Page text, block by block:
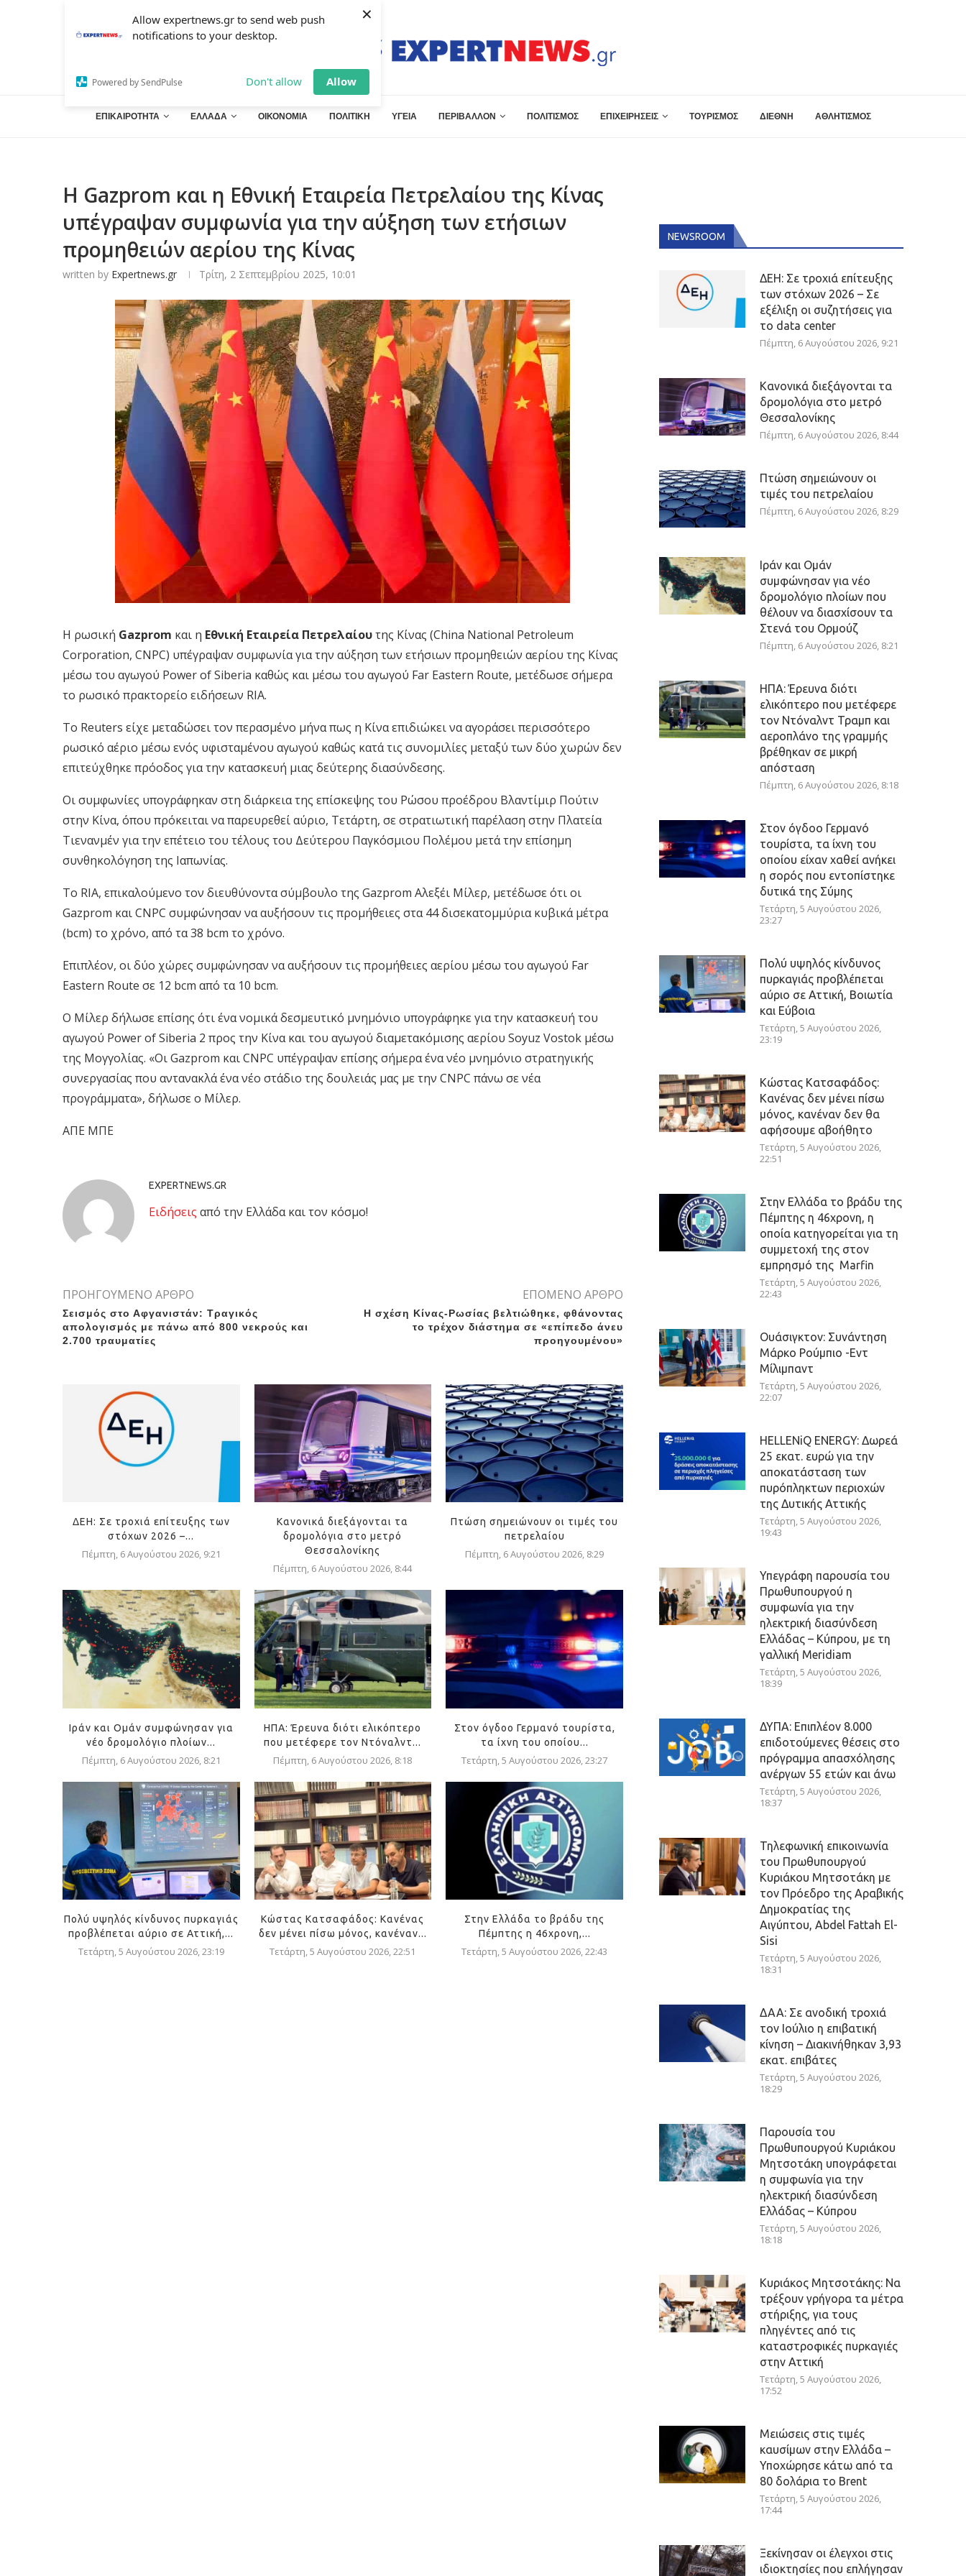
Allow expertnews.gr to send web push
notifications to your desktop.
Powered by SendPulse Don't allow Allow
×
ΕΠΙΚΑΙΡΟΤΗΤΑ ΕΛΛΑΔΑ ΟΙΚΟΝΟΜΙΑ ΠΟΛΙΤΙΚΗ ΥΓΕΙΑ ΠΕΡΙΒΑΛΛΟΝ ΠΟΛΙΤΙΣΜΟΣ ΕΠΙΧΕΙΡΗΣΕΙΣ ΤΟΥΡΙΣΜΟΣ ΔΙΕΘΝΗ ΑΘΛΗΤΙΣΜΟΣ
Η Gazprom και η Εθνική Εταιρεία Πετρελαίου της Κίνας
υπέγραψαν συμφωνία για την αύξηση των ετήσιων
προμηθειών αερίου της Κίνας
written by Expertnews.gr Τρίτη, 2 Σεπτεμβρίου 2025, 10:01
Η ρωσική Gazprom και η Εθνική Εταιρεία Πετρελαίουτης Κίνας (China National Petroleum
Corporation, CNPC) υπέγραψαν συμφωνία για την αύξηση των ετήσιων προμηθειών αερίου της Κίνας
μέσω του αγωγού Power of Siberia καθώς και μέσω του αγωγού Far Eastern Route, μετέδωσε σήμερα
το ρωσικό πρακτορείο ειδήσεων RIA.
Το Reuters είχε μεταδώσει τον περασμένο μήνα πως η Κίνα επιδιώκει να αγοράσει περισσότερο
ρωσικό αέριο μέσω ενός υφισταμένου αγωγού καθώς κατά τις συνομιλίες μεταξύ των δύο χωρών δεν
επιτεύχθηκε πρόοδος για την κατασκευή μιας δεύτερης διασύνδεσης.
Οι συμφωνίες υπογράφηκαν στη διάρκεια της επίσκεψης του Ρώσου προέδρου Βλαντίμιρ Πούτιν
στην Κίνα, όπου πρόκειται να παρευρεθεί αύριο, Τετάρτη, σε στρατιωτική παρέλαση στην Πλατεία
Τιενανμέν για την επέτειο του τέλους του Δεύτερου Παγκόσμιου Πολέμου μετά την επίσημη
συνθηκολόγηση της Ιαπωνίας.
Το RIA, επικαλούμενο τον διευθύνοντα σύμβουλο της Gazprom Αλεξέι Μίλερ, μετέδωσε ότι οι
Gazprom και CNPC συμφώνησαν να αυξήσουν τις προμήθειες στα 44 δισεκατομμύρια κυβικά μέτρα
(bcm) το χρόνο, από τα 38 bcm το χρόνο.
Επιπλέον, οι δύο χώρες συμφώνησαν να αυξήσουν τις προμήθειες αερίου μέσω του αγωγού Far
Eastern Route σε 12 bcm από τα 10 bcm.
Ο Μίλερ δήλωσε επίσης ότι ένα νομικά δεσμευτικό μνημόνιο υπογράφηκε για την κατασκευή του
αγωγού Power of Siberia 2 προς την Κίνα και του αγωγού διαμετακόμισης αερίου Soyuz Vostok μέσω
της Μογγολίας. «Οι Gazprom και CNPC υπέγραψαν επίσης σήμερα ένα νέο μνημόνιο στρατηγικής
συνεργασίας που αντανακλά ένα νέο στάδιο της δουλειάς μας με την CNPC πάνω σε νέα
προγράμματα», δήλωσε ο Μίλερ.
ΑΠΕ ΜΠΕ
EXPERTNEWS.GR
Eιδήσεις από την Ελλάδα και τον κόσμο!
ΠΡΟΗΓΟΥΜΕΝΟ ΑΡΘΡΟ
Σεισμός στο Αφγανιστάν: Τραγικός
απολογισμός με πάνω από 800 νεκρούς και
2.700 τραυματίες
ΕΠΟΜΕΝΟ ΑΡΘΡΟ
Η σχέση Κίνας-Ρωσίας βελτιώθηκε, φθάνοντας
το τρέχον διάστημα σε «επίπεδο άνευ
προηγουμένου»
ΔΕΗ: Σε τροχιά επίτευξης των
στόχων 2026 –...
Πέμπτη, 6 Αυγούστου 2026, 9:21
Κανονικά διεξάγονται τα
δρομολόγια στο μετρό
Θεσσαλονίκης
Πέμπτη, 6 Αυγούστου 2026, 8:44
Πτώση σημειώνουν οι τιμές του
πετρελαίου
Πέμπτη, 6 Αυγούστου 2026, 8:29
Ιράν και Ομάν συμφώνησαν για
νέο δρομολόγιο πλοίων...
Πέμπτη, 6 Αυγούστου 2026, 8:21
ΗΠΑ: Έρευνα διότι ελικόπτερο
που μετέφερε τον Ντόναλντ...
Πέμπτη, 6 Αυγούστου 2026, 8:18
Στον όγδοο Γερμανό τουρίστα,
τα ίχνη του οποίου...
Τετάρτη, 5 Αυγούστου 2026, 23:27
Πολύ υψηλός κίνδυνος πυρκαγιάς
προβλέπεται αύριο σε Αττική,...
Τετάρτη, 5 Αυγούστου 2026, 23:19
Κώστας Κατσαφάδος: Κανένας
δεν μένει πίσω μόνος, κανέναν...
Τετάρτη, 5 Αυγούστου 2026, 22:51
Στην Ελλάδα το βράδυ της
Πέμπτης η 46χρονη,...
Τετάρτη, 5 Αυγούστου 2026, 22:43
NEWSROOM
ΔΕΗ: Σε τροχιά επίτευξης
των στόχων 2026 – Σε
εξέλιξη οι συζητήσεις για
το data center
Πέμπτη, 6 Αυγούστου 2026, 9:21
Κανονικά διεξάγονται τα
δρομολόγια στο μετρό
Θεσσαλονίκης
Πέμπτη, 6 Αυγούστου 2026, 8:44
Πτώση σημειώνουν οι
τιμές του πετρελαίου
Πέμπτη, 6 Αυγούστου 2026, 8:29
Ιράν και Ομάν
συμφώνησαν για νέο
δρομολόγιο πλοίων που
θέλουν να διασχίσουν τα
Στενά του Ορμούζ
Πέμπτη, 6 Αυγούστου 2026, 8:21
ΗΠΑ: Έρευνα διότι
ελικόπτερο που μετέφερε
τον Ντόναλντ Τραμπ και
αεροπλάνο της γραμμής
βρέθηκαν σε μικρή
απόσταση
Πέμπτη, 6 Αυγούστου 2026, 8:18
Στον όγδοο Γερμανό
τουρίστα, τα ίχνη του
οποίου είχαν χαθεί ανήκει
η σορός που εντοπίστηκε
δυτικά της Σύμης
Τετάρτη, 5 Αυγούστου 2026,
23:27
Πολύ υψηλός κίνδυνος
πυρκαγιάς προβλέπεται
αύριο σε Αττική, Βοιωτία
και Εύβοια
Τετάρτη, 5 Αυγούστου 2026,
23:19
Κώστας Κατσαφάδος:
Κανένας δεν μένει πίσω
μόνος, κανέναν δεν θα
αφήσουμε αβοήθητο
Τετάρτη, 5 Αυγούστου 2026,
22:51
Στην Ελλάδα το βράδυ της
Πέμπτης η 46χρονη, η
οποία κατηγορείται για τη
συμμετοχή της στον
εμπρησμό της Marfin
Τετάρτη, 5 Αυγούστου 2026,
22:43
Ουάσιγκτον: Συνάντηση
Μάρκο Ρούμπιο -Εντ
Μίλιμπαντ
Τετάρτη, 5 Αυγούστου 2026,
22:07
HELLENiQ ENERGY: Δωρεά
25 εκατ. ευρώ για την
αποκατάσταση των
πυρόπληκτων περιοχών
της Δυτικής Αττικής
Τετάρτη, 5 Αυγούστου 2026,
19:43
Υπεγράφη παρουσία του
Πρωθυπουργού η
συμφωνία για την
ηλεκτρική διασύνδεση
Ελλάδας – Κύπρου, με τη
γαλλική Meridiam
Τετάρτη, 5 Αυγούστου 2026,
18:39
ΔΥΠΑ: Επιπλέον 8.000
επιδοτούμενες θέσεις στο
πρόγραμμα απασχόλησης
ανέργων 55 ετών και άνω
Τετάρτη, 5 Αυγούστου 2026,
18:37
Τηλεφωνική επικοινωνία
του Πρωθυπουργού
Κυριάκου Μητσοτάκη με
τον Πρόεδρο της Αραβικής
Δημοκρατίας της
Αιγύπτου, Abdel Fattah El-
Sisi
Τετάρτη, 5 Αυγούστου 2026,
18:31
ΔΑΑ: Σε ανοδική τροχιά
τον Ιούλιο η επιβατική
κίνηση – Διακινήθηκαν 3,93
εκατ. επιβάτες
Τετάρτη, 5 Αυγούστου 2026,
18:29
Παρουσία του
Πρωθυπουργού Κυριάκου
Μητσοτάκη υπογράφεται
η συμφωνία για την
ηλεκτρική διασύνδεση
Ελλάδας – Κύπρου
Τετάρτη, 5 Αυγούστου 2026,
18:18
Κυριάκος Μητσοτάκης: Να
τρέξουν γρήγορα τα μέτρα
στήριξης, για τους
πληγέντες από τις
καταστροφικές πυρκαγιές
στην Αττική
Τετάρτη, 5 Αυγούστου 2026,
17:52
Μειώσεις στις τιμές
καυσίμων στην Ελλάδα –
Υποχώρησε κάτω από τα
80 δολάρια το Brent
Τετάρτη, 5 Αυγούστου 2026,
17:44
Ξεκίνησαν οι έλεγχοι στις
ιδιοκτησίες που επλήγησαν